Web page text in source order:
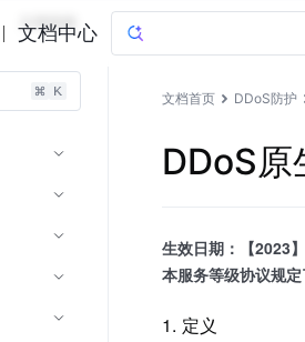
文档中心
文档指南
文档首页 DDoS防护
DDoS原
生效日期：【2023
本服务等级协议规
1. 定义